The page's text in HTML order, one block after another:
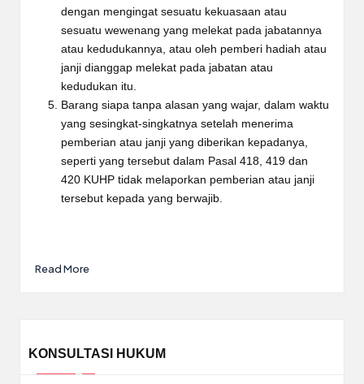
dengan mengingat sesuatu kekuasaan atau
sesuatu wewenang yang melekat pada jabatannya
atau kedudukannya, atau oleh pemberi hadiah atau
janji dianggap melekat pada jabatan atau
kedudukan itu.
Barang siapa tanpa alasan yang wajar, dalam waktu
yang sesingkat-singkatnya setelah menerima
pemberian atau janji yang diberikan kepadanya,
seperti yang tersebut dalam Pasal 418, 419 dan
420 KUHP tidak melaporkan pemberian atau janji
tersebut kepada yang berwajib.
Read More
KONSULTASI HUKUM